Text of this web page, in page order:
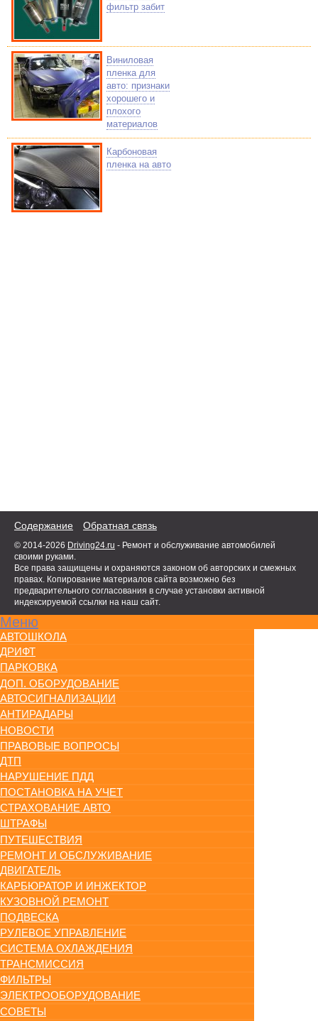
фильтр забит
Виниловая
пленка для
авто: признаки
хорошего и
плохого
материалов
Карбоновая
пленка на авто
Содержание Обратная связь
© 2014-2026 Driving24.ru - Ремонт и обслуживание автомобилей
своими руками.
Все права защищены и охраняются законом об авторских и смежных
правах. Копирование материалов сайта возможно без
предварительного согласования в случае установки активной
индексируемой ссылки на наш сайт.
Меню
АВТОШКОЛА
ДРИФТ
ПАРКОВКА
ДОП. ОБОРУДОВАНИЕ
АВТОСИГНАЛИЗАЦИИ
АНТИРАДАРЫ
НОВОСТИ
ПРАВОВЫЕ ВОПРОСЫ
ДТП
НАРУШЕНИЕ ПДД
ПОСТАНОВКА НА УЧЕТ
СТРАХОВАНИЕ АВТО
ШТРАФЫ
ПУТЕШЕСТВИЯ
РЕМОНТ И ОБСЛУЖИВАНИЕ
ДВИГАТЕЛЬ
КАРБЮРАТОР И ИНЖЕКТОР
КУЗОВНОЙ РЕМОНТ
ПОДВЕСКА
РУЛЕВОЕ УПРАВЛЕНИЕ
СИСТЕМА ОХЛАЖДЕНИЯ
ТРАНСМИССИЯ
ФИЛЬТРЫ
ЭЛЕКТРООБОРУДОВАНИЕ
СОВЕТЫ